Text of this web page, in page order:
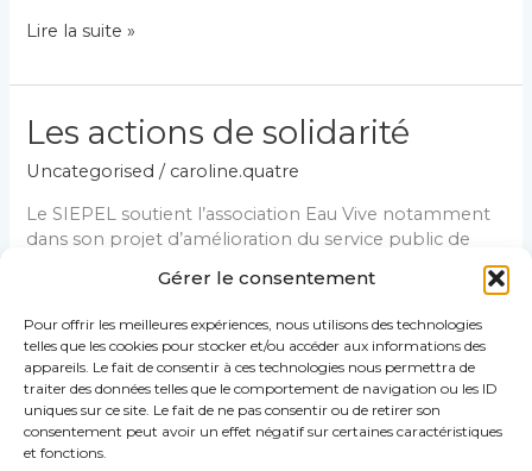
Gérer le consentement
Pour offrir les meilleures expériences, nous utilisons des technologies
telles que les cookies pour stocker et/ou accéder aux informations des
appareils. Le fait de consentir à ces technologies nous permettra de
traiter des données telles que le comportement de navigation ou les ID
uniques sur ce site. Le fait de ne pas consentir ou de retirer son
consentement peut avoir un effet négatif sur certaines caractéristiques
et fonctions.
Votre
d’eau
Lire la suite »
Les actions de solidarité
Uncategorised / caroline.quatre
Le SIEPEL soutient l’association Eau Vive notamment
dans son projet d’amélioration du service public de
l’eau potable et de l’assainissement dans le canton de
Kornaka au Niger.Eau Vive est une association de
Les
actions
de
solidarité
Lire la suite »